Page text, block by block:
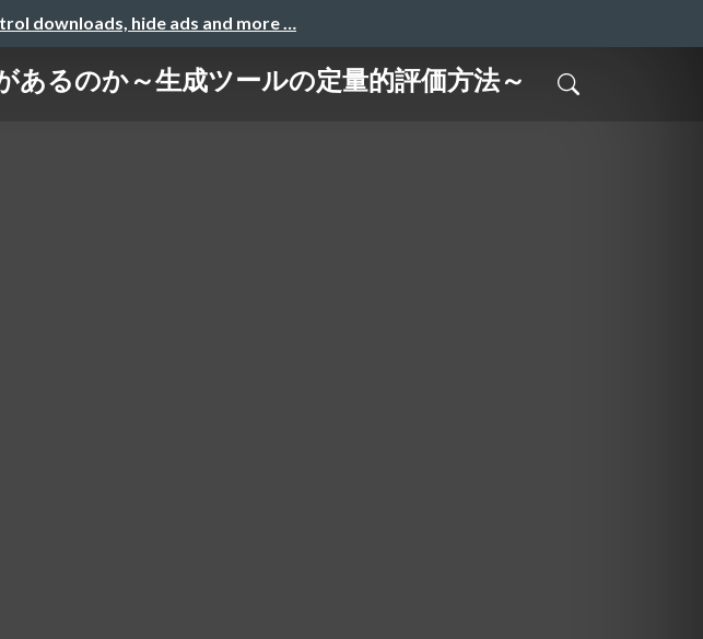
downloads, hide ads and more …
るのか～生成ツールの定量的評価方法～